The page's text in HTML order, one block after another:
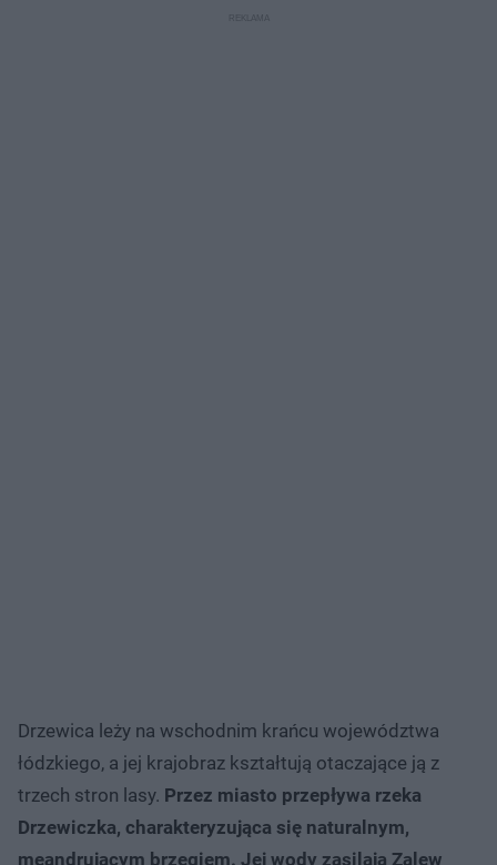
Drzewica leży na wschodnim krańcu województwa
łódzkiego, a jej krajobraz kształtują otaczające ją z
trzech stron lasy. Przez miasto przepływa rzeka
Drzewiczka, charakteryzująca się naturalnym,
meandrującym brzegiem. Jej wody zasilają Zalew